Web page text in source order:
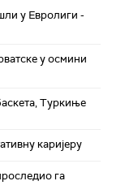
у Евролиги -
у осмини
Туркиње
каријеру
га